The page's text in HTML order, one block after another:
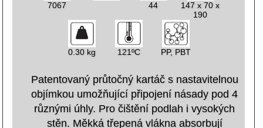
7067 44
147 x 70 x
190
0.30 kg 121ºC PP, PBT
Patentovaný průtočný kartáč s nastavitelnou
objímkou umožňující připojení násady pod 4
různými úhly. Pro čištění podlah i vysokých
stěn. Měkká třepená vlákna absorbují